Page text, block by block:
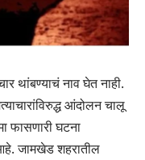
थांबण्याचं नाव घेत नाही.
आंदोलन चालू
फासणारी घटना
जामखेड शहरातील